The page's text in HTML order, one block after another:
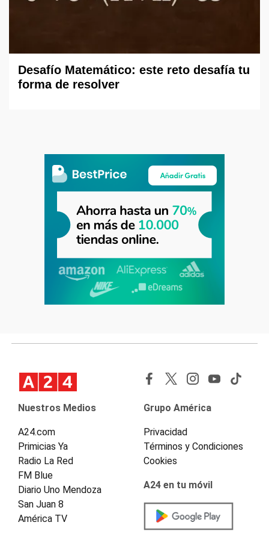
Desafío Matemático: este reto desafía tu
forma de resolver
Nuestros Medios
A24.com
Primicias Ya
Radio La Red
FM Blue
Diario Uno Mendoza
San Juan 8
América TV
Grupo América
Privacidad
Términos y Condiciones
Cookies
A24 en tu móvil